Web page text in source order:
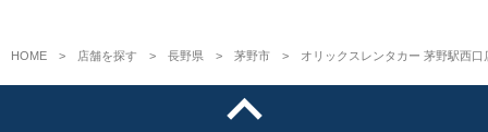
HOME 店舗を探す 長野県 茅野市 オリックスレンタカー 茅野駅西口